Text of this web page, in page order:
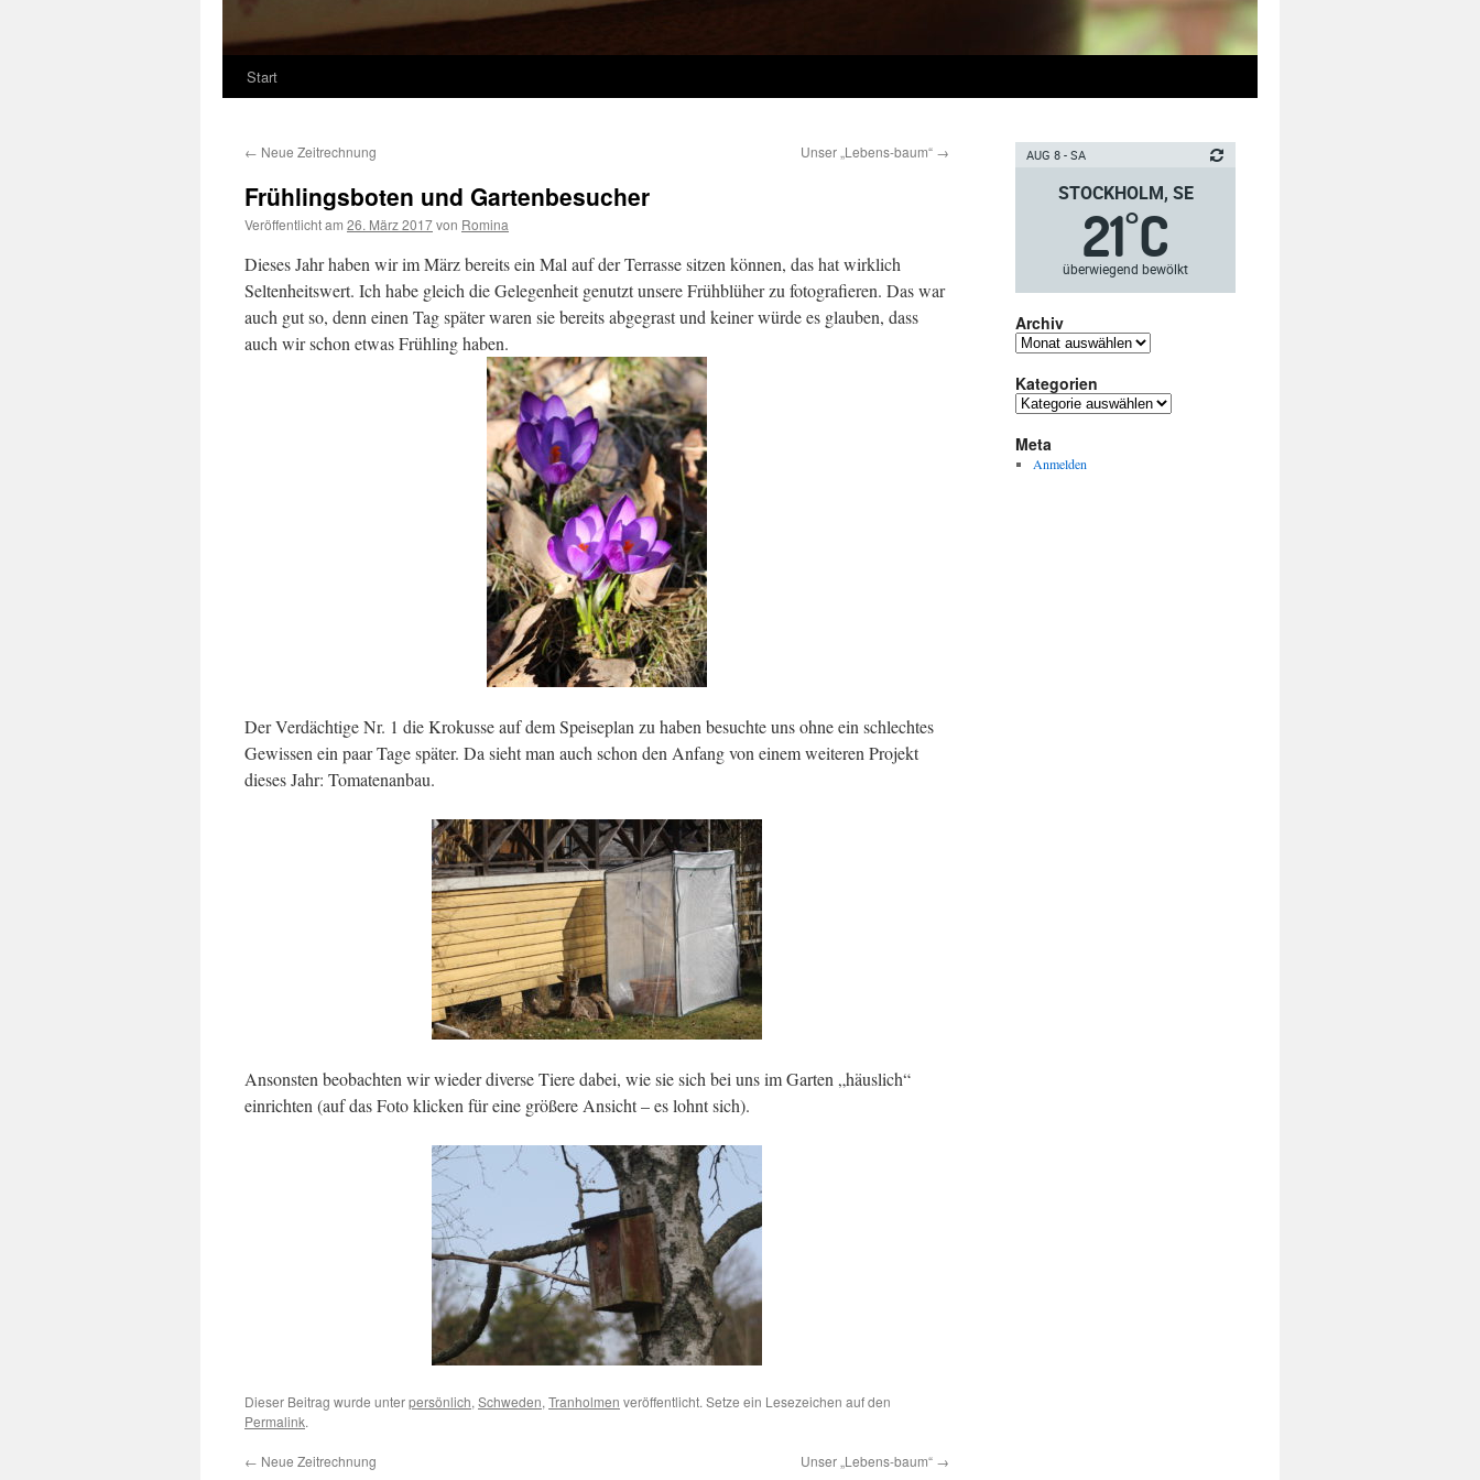
Start
← Neue Zeitrechnung Unser „Lebens-baum“ →
Frühlingsboten und Gartenbesucher
Veröffentlicht am 26. März 2017von Romina
Dieses Jahr haben wir im März bereits ein Mal auf der Terrasse sitzen können, das hat wirklich
Seltenheitswert. Ich habe gleich die Gelegenheit genutzt unsere Frühblüher zu fotografieren. Das war
auch gut so, denn einen Tag später waren sie bereits abgegrast und keiner würde es glauben, dass
auch wir schon etwas Frühling haben.
Der Verdächtige Nr. 1 die Krokusse auf dem Speiseplan zu haben besuchte uns ohne ein schlechtes
Gewissen ein paar Tage später. Da sieht man auch schon den Anfang von einem weiteren Projekt
dieses Jahr: Tomatenanbau.
Ansonsten beobachten wir wieder diverse Tiere dabei, wie sie sich bei uns im Garten „häuslich“
einrichten (auf das Foto klicken für eine größere Ansicht – es lohnt sich).
Dieser Beitrag wurde unterpersönlich, Schweden, Tranholmen veröffentlicht. Setze ein Lesezeichen auf den
Permalink.
← Neue Zeitrechnung Unser „Lebens-baum“ →
AUG 8 - SA
STOCKHOLM, SE
21°C
überwiegend bewölkt
Archiv
Archiv
Kategorien
Kategorien
Meta
Anmelden